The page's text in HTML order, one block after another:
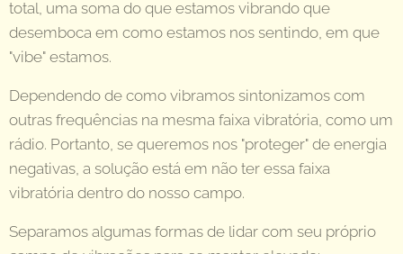
total, uma soma do que estamos vibrando que
desemboca em como estamos nos sentindo, em que
"vibe" estamos.
Dependendo de como vibramos sintonizamos com
outras frequências na mesma faixa vibratória, como um
rádio. Portanto, se queremos nos "proteger" de energia
negativas, a solução está em não ter essa faixa
vibratória dentro do nosso campo.
Separamos algumas formas de lidar com seu próprio